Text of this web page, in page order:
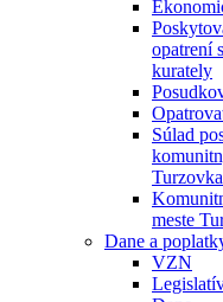
opatrení
kurately
Súlad
meste
Dane a
VZN